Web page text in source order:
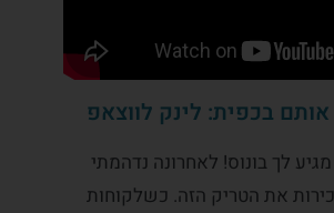
בכפית: לינק לווצאפ
לך בונוס! לאחרונה נדהמתי
את הטריק הזה. כשלקוחות